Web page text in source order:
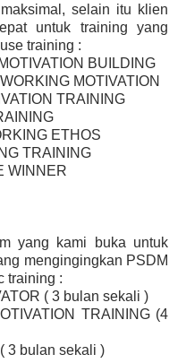
selain itu klien
untuk training yang
training :
BUILDING
MOTIVATION
TRAINING
ETHOS
TRAINING
WINNER
yang kami buka untuk
mengingingkan PSDM
training :
( 3 bulan sekali )
TRAINING (4
3 bulan sekali )